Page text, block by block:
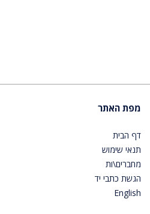
מפת האתר
דף הבית
תנאי שימוש
מחברים\ות
הגשת כתבי יד
English